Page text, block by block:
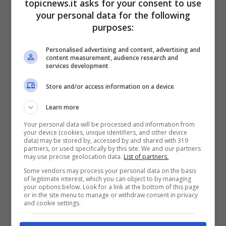
La coppia non ha potuto celebrare un
matrimonio tradizionale, dato che i figli dell’ex
premier si sono opposti a questa situazione
perché volevano che la compagna del padre
non entrasse a far parte del gruppo dieredi del
topicnews.it asks for your consent to use
your personal data for the following
purposes:
Personalised advertising and content, advertising and
content measurement, audience research and
services development
Store and/or access information on a device
Learn more
Your personal data will be processed and information from
your device (cookies, unique identifiers, and other device
data) may be stored by, accessed by and shared with 319
partners, or used specifically by this site. We and our partners
may use precise geolocation data. List of partners.
Some vendors may process your personal data on the basis
of legitimate interest, which you can object to by managing
your options below. Look for a link at the bottom of this page
or in the site menu to manage or withdraw consent in privacy
and cookie settings.